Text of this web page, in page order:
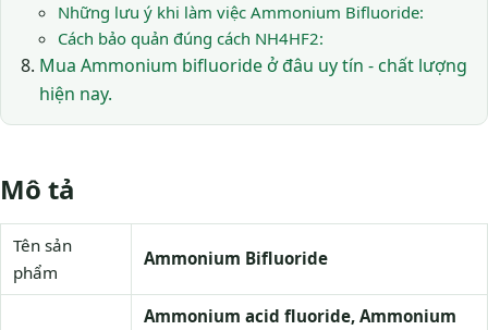
Những lưu ý khi làm việc Ammonium Bifluoride:
Cách bảo quản đúng cách NH4HF2:
Mua Ammonium bifluoride ở đâu uy tín - chất lượng
hiện nay.
Mô tả
Tên sản
phẩm
Ammonium Bifluoride
Ammonium acid fluoride, Ammonium